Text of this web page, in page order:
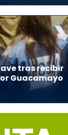
tras recibir
Guacamayo